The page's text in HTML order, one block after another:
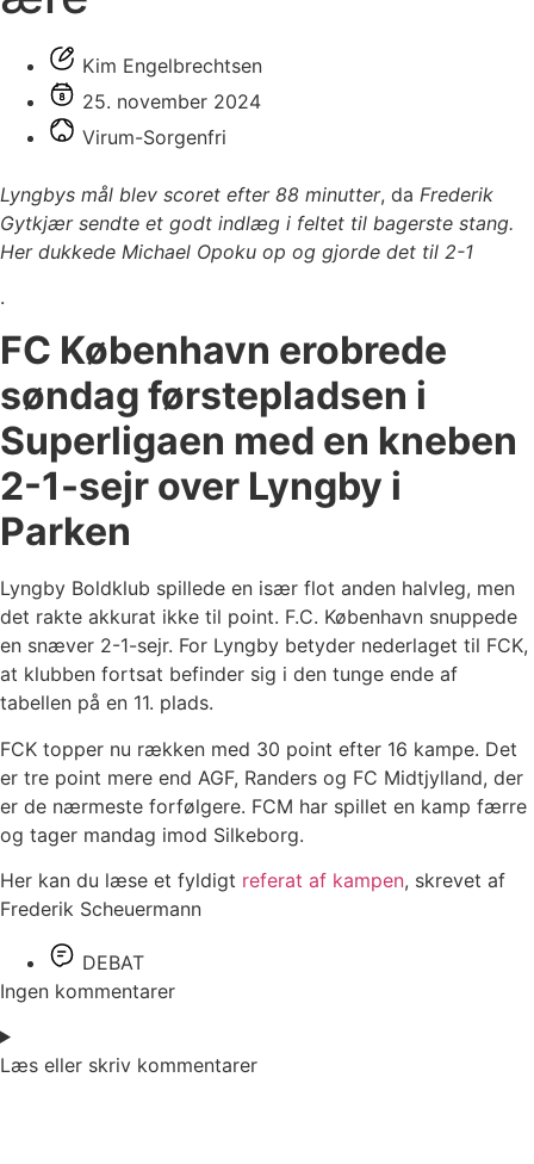
Kim Engelbrechtsen
25. november 2024
Virum-Sorgenfri
Lyngbys mål blev scoret efter 88 minutter, da Frederik
Gytkjær sendte et godt indlæg i feltet til bagerste stang.
Her dukkede Michael Opoku op og gjorde det til 2-1
.
FC København erobrede
søndag førstepladsen i
Superligaen med en kneben
2-1-sejr over Lyngby i
Parken
Lyngby Boldklub spillede en især flot anden halvleg, men
det rakte akkurat ikke til point. F.C. København snuppede
en snæver 2-1-sejr. For Lyngby betyder nederlaget til FCK,
at klubben fortsat befinder sig i den tunge ende af
tabellen på en 11. plads.
FCK topper nu rækken med 30 point efter 16 kampe. Det
er tre point mere end AGF, Randers og FC Midtjylland, der
er de nærmeste forfølgere. FCM har spillet en kamp færre
og tager mandag imod Silkeborg.
Her kan du læse et fyldigt referat af kampen, skrevet af
Frederik Scheuermann
DEBAT
Ingen kommentarer
Læs eller skriv kommentarer